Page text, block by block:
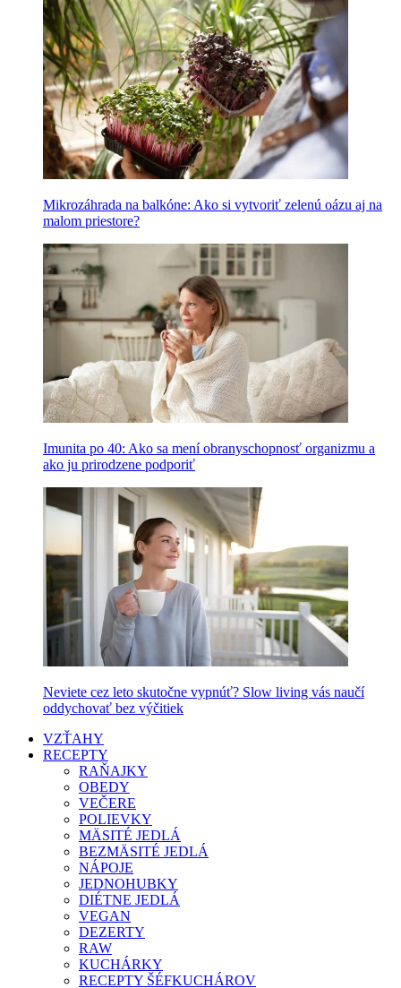
Mikrozáhrada na balkóne: Ako si vytvoriť zelenú oázu aj na
malom priestore?
Imunita po 40: Ako sa mení obranyschopnosť organizmu a
ako ju prirodzene podporiť
Neviete cez leto skutočne vypnúť? Slow living vás naučí
oddychovať bez výčitiek
VZŤAHY
RECEPTY
RAŇAJKY
OBEDY
VEČERE
POLIEVKY
MÄSITÉ JEDLÁ
BEZMÄSITÉ JEDLÁ
NÁPOJE
JEDNOHUBKY
DIÉTNE JEDLÁ
VEGAN
DEZERTY
RAW
KUCHÁRKY
RECEPTY ŠÉFKUCHÁROV